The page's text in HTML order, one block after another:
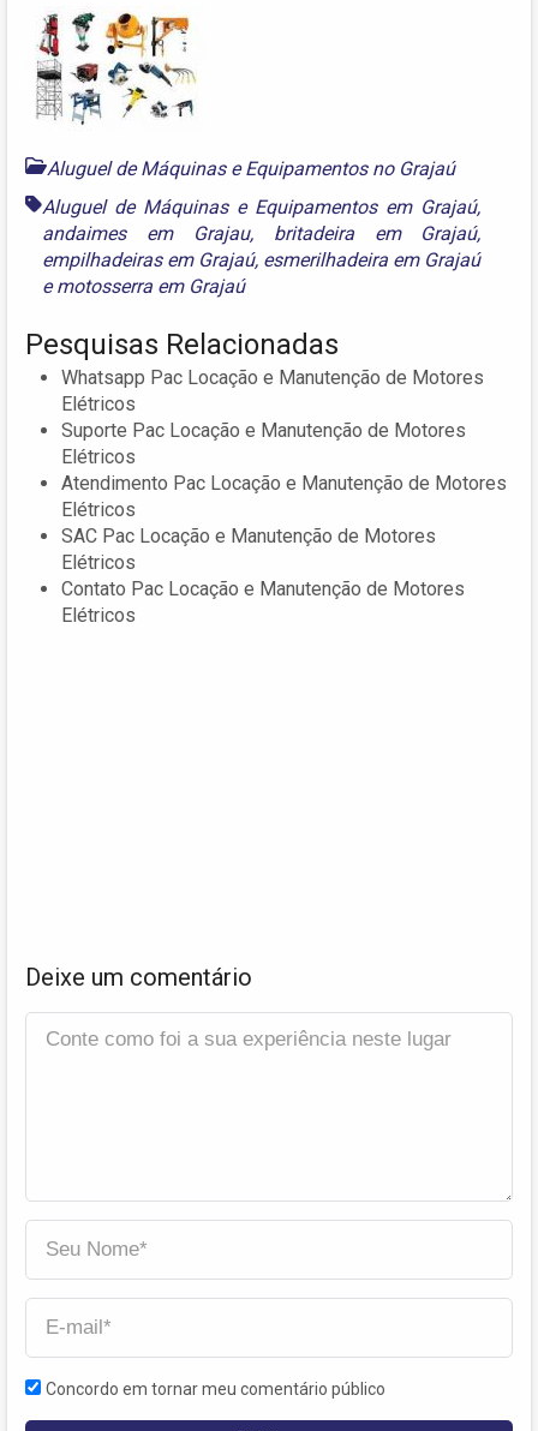
Aluguel de Máquinas e Equipamentos no Grajaú
Aluguel de Máquinas e Equipamentos em Grajaú,
andaimes em Grajau, britadeira em Grajaú,
empilhadeiras em Grajaú, esmerilhadeira em Grajaú
emotosserra em Grajaú
Pesquisas Relacionadas
Whatsapp Pac Locação e Manutenção de Motores
Elétricos
Suporte Pac Locação e Manutenção de Motores
Elétricos
Atendimento Pac Locação e Manutenção de Motores
Elétricos
SAC Pac Locação e Manutenção de Motores
Elétricos
Contato Pac Locação e Manutenção de Motores
Elétricos
Deixe um comentário
Concordo em tornar meu comentário público